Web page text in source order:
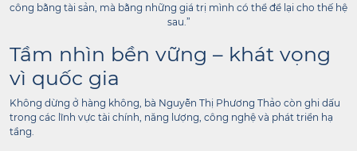
công bằng tài sản, mà bằng những giá trị mình có thể để lại cho thế hệ
sau.”
Tầm nhìn bền vững – khát vọng
vì quốc gia
Không dừng ở hàng không, bà Nguyễn Thị Phương Thảo còn ghi dấu
trong các lĩnh vực tài chính, năng lượng, công nghệ và phát triển hạ
tầng.